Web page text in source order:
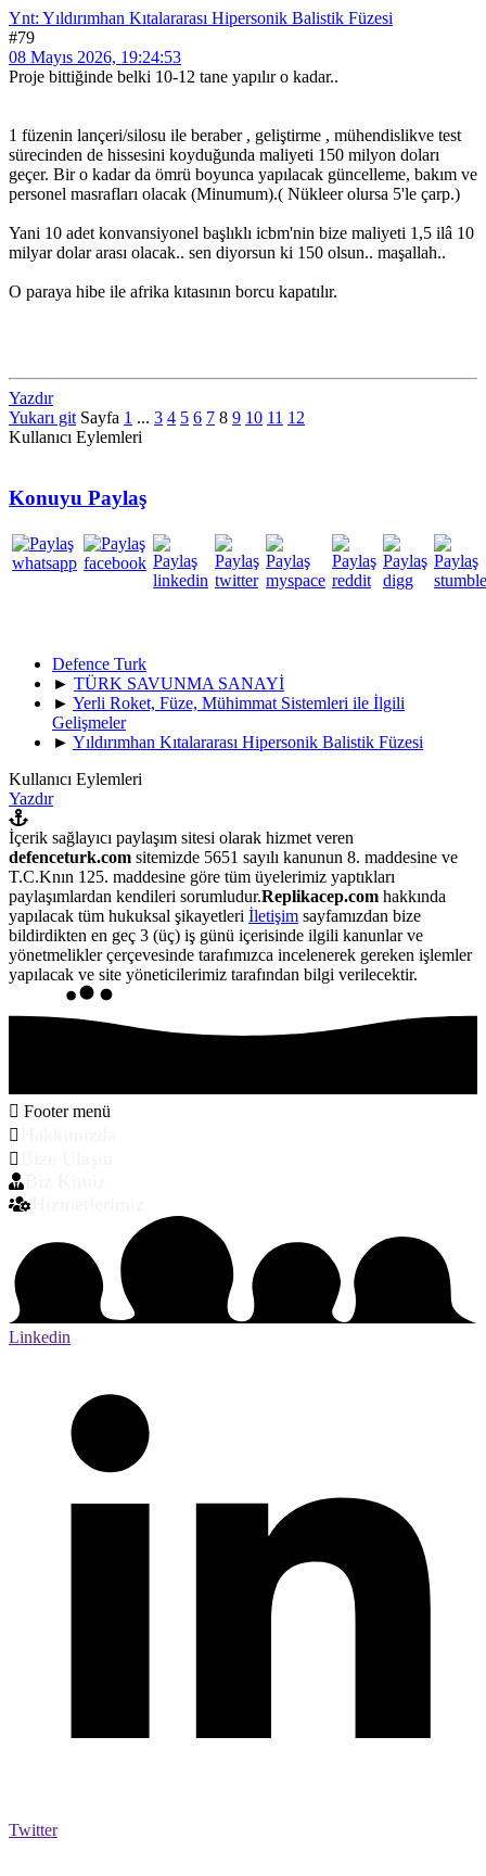
Ynt: Yıldırımhan Kıtalararası Hipersonik Balistik Füzesi
#79
08 Mayıs 2026, 19:24:53
Proje bittiğinde belki 10-12 tane yapılır o kadar..
1 füzenin lançeri/silosu ile beraber , geliştirme , mühendislikve test
sürecinden de hissesini koyduğunda maliyeti 150 milyon doları
geçer. Bir o kadar da ömrü boyunca yapılacak güncelleme, bakım ve
personel masrafları olacak (Minumum).( Nükleer olursa 5'le çarp.)
Yani 10 adet konvansiyonel başlıklı icbm'nin bize maliyeti 1,5 ilâ 10
milyar dolar arası olacak.. sen diyorsun ki 150 olsun.. maşallah..
O paraya hibe ile afrika kıtasının borcu kapatılır.
Yazdır
Yukarı git Sayfa 1 ... 3 4 5 6 7 8 9 10 11 12
Kullanıcı Eylemleri
Konuyu Paylaş
Defence Turk
► TÜRK SAVUNMA SANAYİ
► Yerli Roket, Füze, Mühimmat Sistemleri ile İlgili
Gelişmeler
► Yıldırımhan Kıtalararası Hipersonik Balistik Füzesi
Kullanıcı Eylemleri
Yazdır
İçerik sağlayıcı paylaşım sitesi olarak hizmet veren
defenceturk.com sitemizde 5651 sayılı kanunun 8. maddesine ve
T.C.Knın 125. maddesine göre tüm üyelerimiz yaptıkları
paylaşımlardan kendileri sorumludur.Replikacep.com hakkında
yapılacak tüm hukuksal şikayetleri İletişim sayfamızdan bize
bildirdikten en geç 3 (üç) iş günü içerisinde ilgili kanunlar ve
yönetmelikler çerçevesinde tarafımızca incelenerek gereken işlemler
yapılacak ve site yöneticilerimiz tarafından bilgi verilecektir.
Footer menü
Linkedin
Twitter